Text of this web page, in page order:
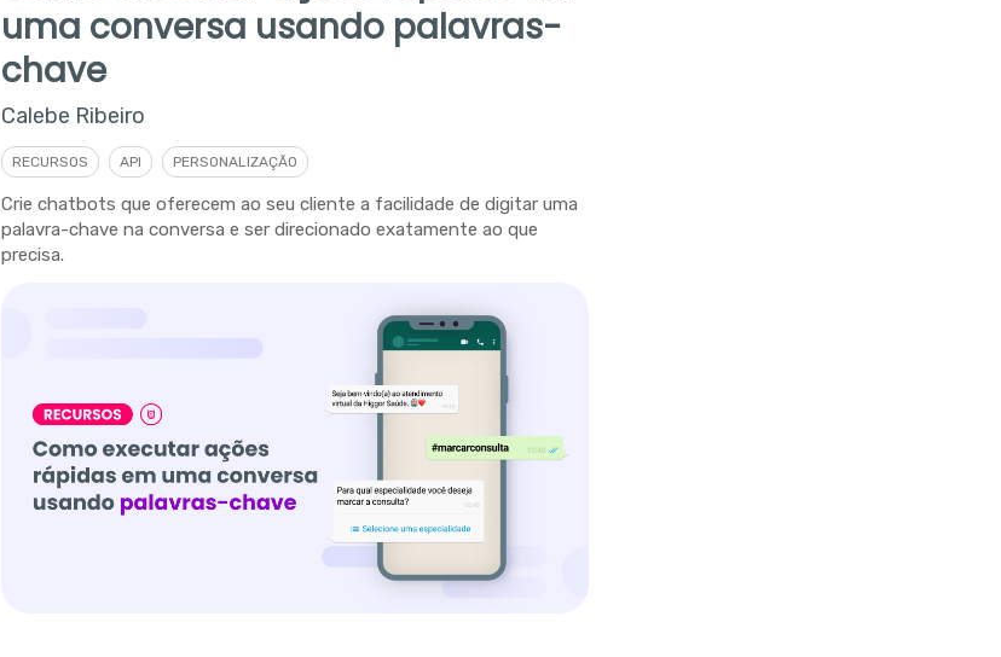
uma conversa usando palavras-
chave
Calebe Ribeiro
RECURSOS API PERSONALIZAÇÃO
Crie chatbots que oferecem ao seu cliente a facilidade de digitar uma
palavra-chave na conversa e ser direcionado exatamente ao que
precisa.